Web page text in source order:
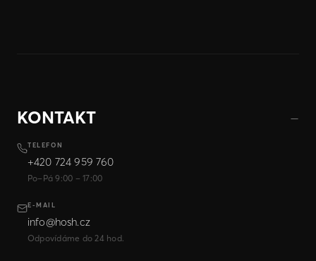
KONTAKT
TELEFON
+420 724 959 760
Po–Pá 9:00 – 17:00
E-MAIL
info@hosh.cz
Odpovídáme do 24 hod.